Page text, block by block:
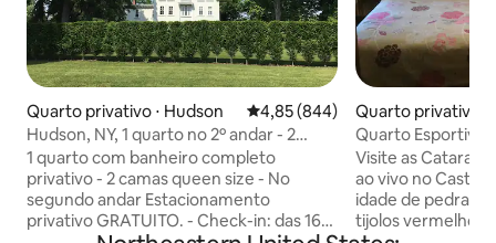
Quarto privativo ⋅ Hudson 4,85 de uma avaliação média de
4,85 (844)
Hudson, NY, 1 quarto no 2º andar - 2
camas queen size - banheiro completo
1 quarto com banheiro completo
privativo - 2 camas queen size - No
segundo andar Estacionamento
privativo GRATUITO. - Check-in: das 16h
Quarto privativo ⋅
do Niágara
Quarto Esportivo
Visite as
ao vivo no
idade de pedra
tijolos vermelhos